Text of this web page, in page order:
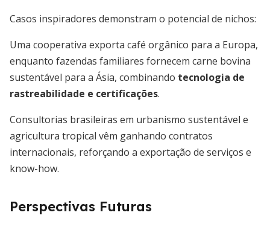
Casos inspiradores demonstram o potencial de nichos:
Uma cooperativa exporta café orgânico para a Europa,
enquanto fazendas familiares fornecem carne bovina
sustentável para a Ásia, combinando tecnologia de
rastreabilidade e certificações.
Consultorias brasileiras em urbanismo sustentável e
agricultura tropical vêm ganhando contratos
internacionais, reforçando a exportação de serviços e
know-how.
Perspectivas Futuras